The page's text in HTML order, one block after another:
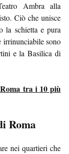
Ambra alla
Ciò che unisce
la schietta e pura
irrinunciabile sono
e la Basilica di
tra i 10 più
Roma
nei quartieri che